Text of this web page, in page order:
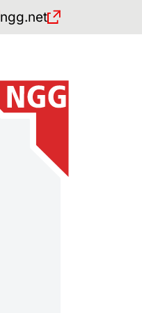
ngg.net